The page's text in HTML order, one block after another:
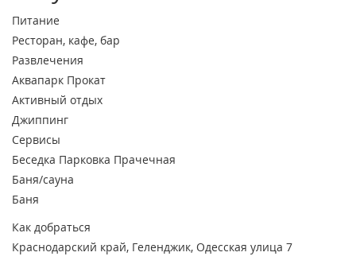
Питание
Ресторан, кафе, бар
Развлечения
Аквапарк Прокат
Активный отдых
Джиппинг
Сервисы
Беседка Парковка Прачечная
Баня/сауна
Баня
Как добраться
Краснодарский край, Геленджик, Одесская улица 7